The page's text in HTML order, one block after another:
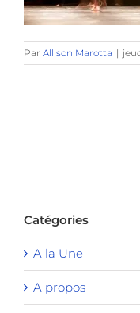
Par Allison Marotta |
Catégories
A la Une
A propos